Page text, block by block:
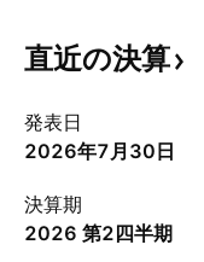
直近の決算
発表日
2026年7月30日
決算期
2026 第2四半期